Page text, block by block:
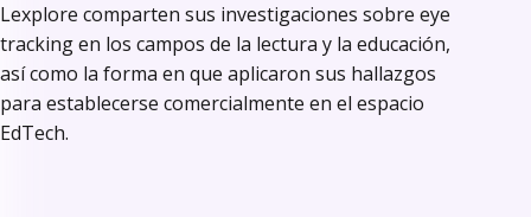
Lexplore comparten sus investigaciones sobre eye
tracking en los campos de la lectura y la educación,
así como la forma en que aplicaron sus hallazgos
para establecerse comercialmente en el espacio
EdTech.